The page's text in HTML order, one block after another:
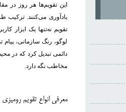
این تقویم‌ها هر روز در
یادآوری می‌کنند. ترکیب
تقویم نه‌تنها یک ابزار
مخاطب نگه دارد.
معرفی انواع تقویم رومیزی